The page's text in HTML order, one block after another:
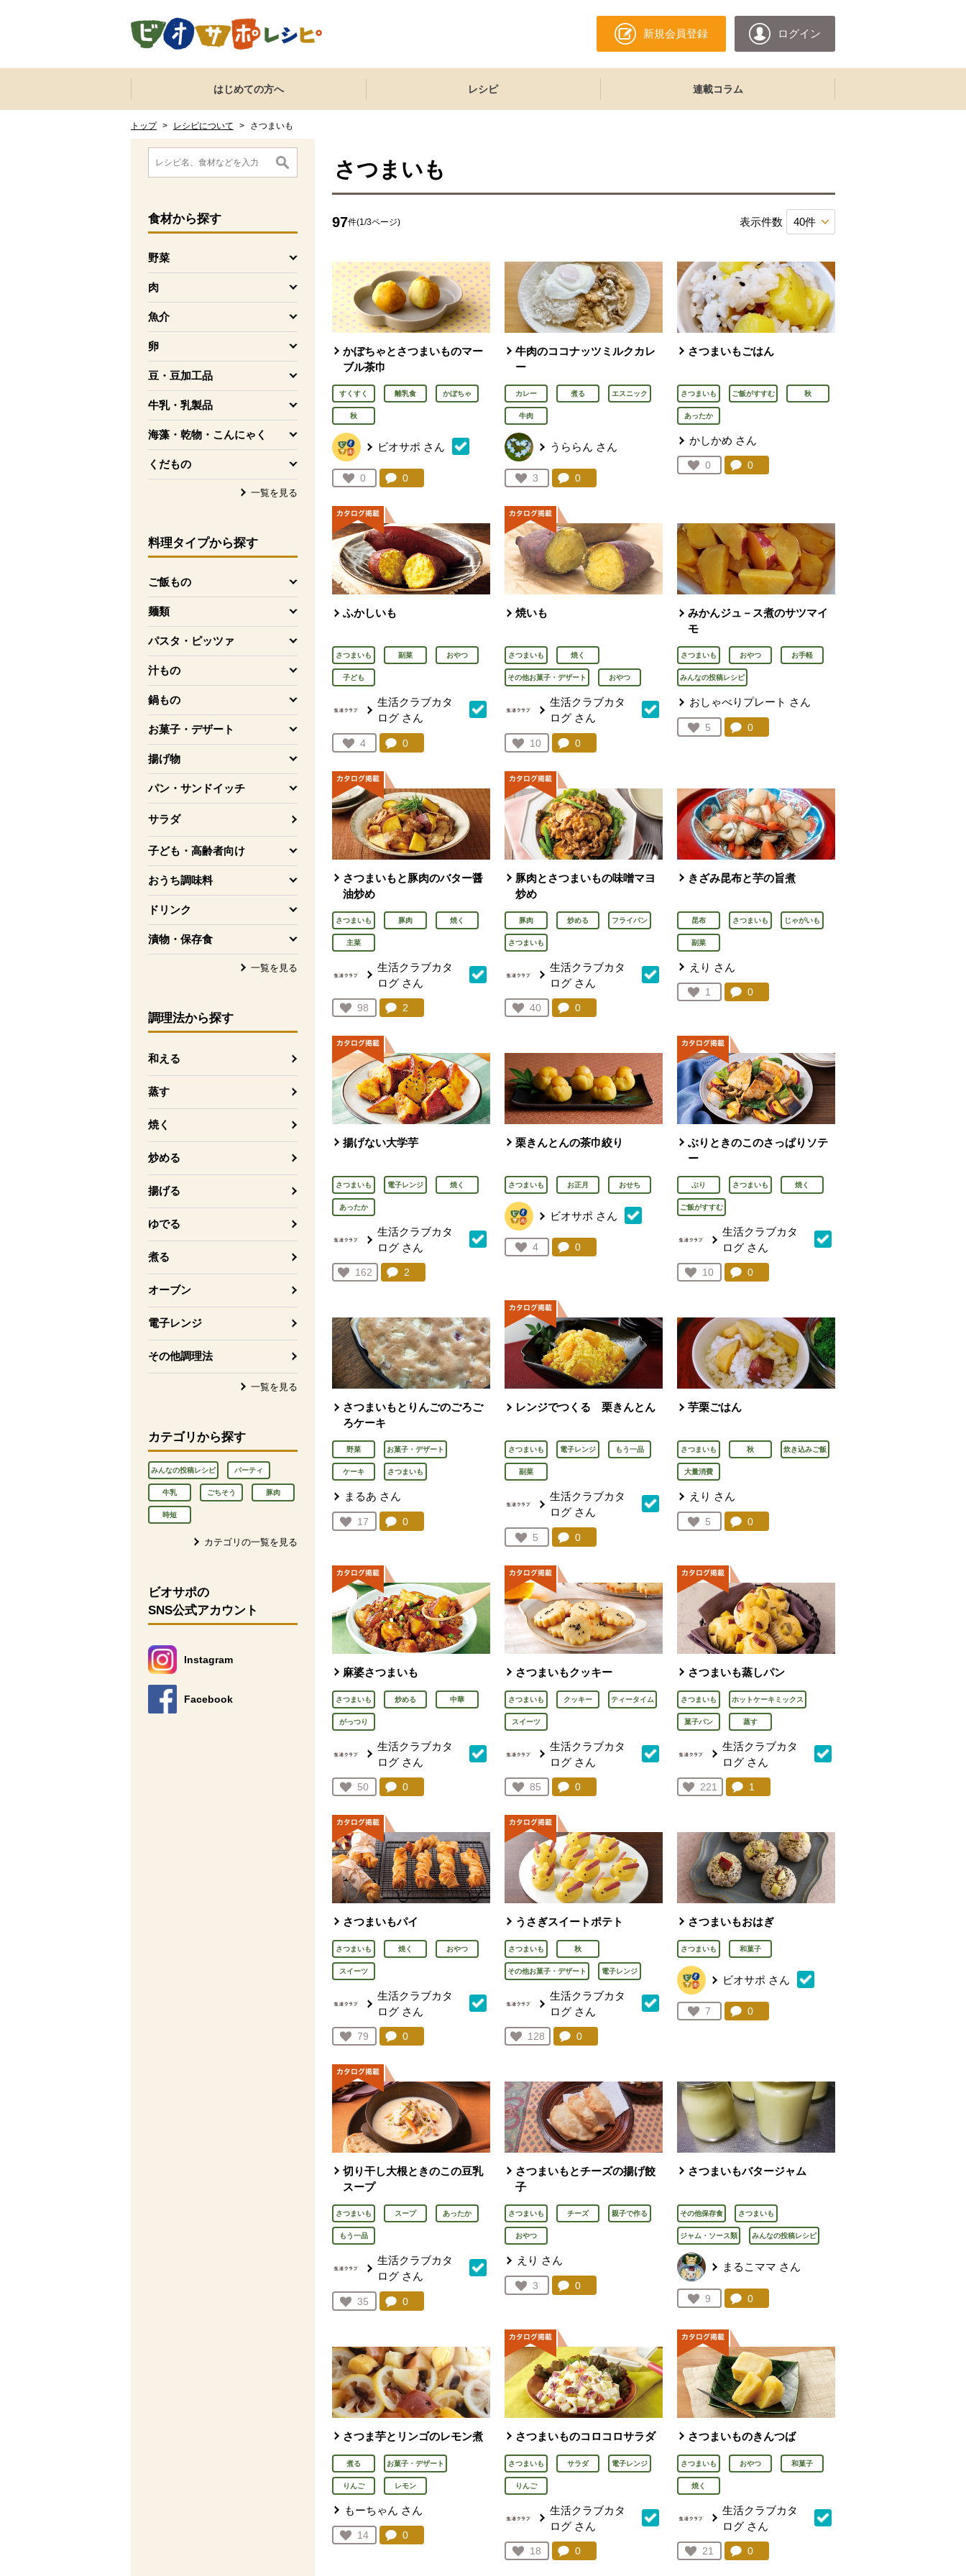
新規会員登録 ログイン
ここからサイト内共通メニューです。
サイト内共通メニューをスキップする
はじめての方へ レシピ 連載コラム
トップ > レシピについて > さつまいも
ここから消費材検索メニューです。
食材から探す
野菜
を開く
肉
を開く
魚介
を開く
卵
を開く
豆・豆加工品
を開く
牛乳・乳製品
を開く
海藻・乾物・こんにゃく
を開く
くだもの
を開く
一覧を見る
料理タイプから探す
ご飯もの
を開く
麺類
を開く
パスタ・ピッツァ
を開く
汁もの
を開く
鍋もの
を開く
お菓子・デザート
を開く
揚げ物
を開く
パン・サンドイッチ
を開く
サラダ
子ども・高齢者向け
を開く
おうち調味料
を開く
ドリンク
を開く
漬物・保存食
を開く
一覧を見る
調理法から探す
和える
蒸す
焼く
炒める
揚げる
ゆでる
煮る
オーブン
電子レンジ
その他調理法
一覧を見る
カテゴリから探す
みんなの投稿レシピ パーティ
牛乳 ごちそう 豚肉
時短
カテゴリの一覧を見る
消費材検索メニューここまで。
ここから本文です。
ビオサポの
SNS公式アカウント
Instagram
別のウィンドウで開きます。
Facebook
別のウィンドウで開きます。
さつまいも
97件(1/3ページ) 表示件数
かぼちゃとさつまいものマー
ブル茶巾
すくすく 離乳食 かぼちゃ
秋
ビオサポ さん
お気に入り登録：
0
人が登録
コメント：
0
牛肉のココナッツミルクカレ
ー
カレー 煮る エスニック
牛肉
うららん さん
お気に入り登録：
3
人が登録
コメント：
0件。コメントを見る。
さつまいもごはん
さつまいも ご飯がすすむ 秋
あったか
かしかめ さん
お気に入り登録：
0
人が登録
コメント：
0件。コメントを見る。
ふかしいも
さつまいも 副菜 おやつ
子ども
生活クラブカタ
ログ さん
お気に入り登録：
4
人が登録
コメント：
0
焼いも
さつまいも 焼く
その他お菓子・デザート おやつ
生活クラブカタ
ログ さん
お気に入り登録：
10
人が登録
コメント：
0件。コメントを見る。
みかんジュ－ス煮のサツマイ
モ
さつまいも おやつ お手軽
みんなの投稿レシピ
おしゃべりプレート さん
お気に入り登録：
5
人が登録
コメント：
0件。コメントを見る。
さつまいもと豚肉のバター醤
油炒め
さつまいも 豚肉 焼く
主菜
生活クラブカタ
ログ さん
お気に入り登録：
98
人が登録
コメント：
2
豚肉とさつまいもの味噌マヨ
炒め
豚肉 炒める フライパン
さつまいも
生活クラブカタ
ログ さん
お気に入り登録：
40
人が登録
コメント：
0件。コメントを見る。
きざみ昆布と芋の旨煮
昆布 さつまいも じゃがいも
副菜
えり さん
お気に入り登録：
1
人が登録
コメント：
0件。コメントを見る。
揚げない大学芋
さつまいも 電子レンジ 焼く
あったか
生活クラブカタ
ログ さん
お気に入り登録：
162
人が登録
コメント：
2
栗きんとんの茶巾絞り
さつまいも お正月 おせち
ビオサポ さん
お気に入り登録：
4
人が登録
コメント：
0件。コメントを見る。
ぶりときのこのさっぱりソテ
ー
ぶり さつまいも 焼く
ご飯がすすむ
生活クラブカタ
ログ さん
お気に入り登録：
10
人が登録
コメント：
0件。コメントを見る。
さつまいもとりんごのごろご
ろケーキ
野菜 お菓子・デザート
ケーキ さつまいも
まるあ さん
お気に入り登録：
17
人が登録
コメント：
0
レンジでつくる 栗きんとん
さつまいも 電子レンジ もう一品
副菜
生活クラブカタ
ログ さん
お気に入り登録：
5
人が登録
コメント：
0件。コメントを見る。
芋栗ごはん
さつまいも 秋 炊き込みご飯
大量消費
えり さん
お気に入り登録：
5
人が登録
コメント：
0件。コメントを見る。
麻婆さつまいも
さつまいも 炒める 中華
がっつり
生活クラブカタ
ログ さん
お気に入り登録：
50
人が登録
コメント：
0
さつまいもクッキー
さつまいも クッキー ティータイム
スイーツ
生活クラブカタ
ログ さん
お気に入り登録：
85
人が登録
コメント：
0件。コメントを見る。
さつまいも蒸しパン
さつまいも ホットケーキミックス
菓子パン 蒸す
生活クラブカタ
ログ さん
お気に入り登録：
221
人が登録
コメント：
1
さつまいもパイ
さつまいも 焼く おやつ
スイーツ
生活クラブカタ
ログ さん
お気に入り登録：
79
人が登録
コメント：
0
うさぎスイートポテト
さつまいも 秋
その他お菓子・デザート 電子レンジ
生活クラブカタ
ログ さん
お気に入り登録：
128
人が登録
コメント：
0件。コメントを見る。
さつまいもおはぎ
さつまいも 和菓子
ビオサポ さん
お気に入り登録：
7
人が登録
コメント：
0件。コメントを見る。
切り干し大根ときのこの豆乳
スープ
さつまいも スープ あったか
もう一品
生活クラブカタ
ログ さん
お気に入り登録：
35
人が登録
コメント：
0
さつまいもとチーズの揚げ餃
子
さつまいも チーズ 親子で作る
おやつ
えり さん
お気に入り登録：
3
人が登録
コメント：
0件。コメントを見る。
さつまいもバタージャム
その他保存食 さつまいも
ジャム・ソース類 みんなの投稿レシピ
まるこママ さん
お気に入り登録：
9
人が登録
コメント：
0件。コメントを見る。
さつま芋とリンゴのレモン煮
煮る お菓子・デザート
りんご レモン
もーちゃん さん
お気に入り登録：
14
人が登録
コメント：
0
さつまいものコロコロサラダ
さつまいも サラダ 電子レンジ
りんご
生活クラブカタ
ログ さん
お気に入り登録：
18
人が登録
コメント：
0件。コメントを見る。
さつまいものきんつば
さつまいも おやつ 和菓子
焼く
生活クラブカタ
ログ さん
お気に入り登録：
21
人が登録
コメント：
0件。コメントを見る。